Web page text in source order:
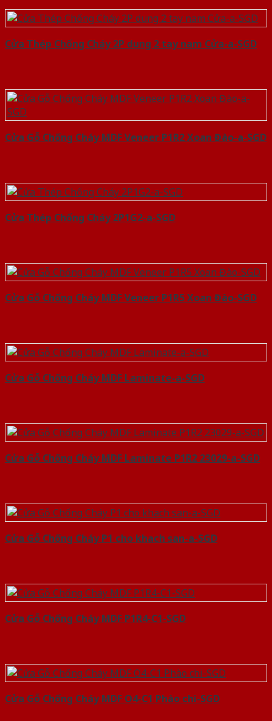
Cửa Thép Chống Cháy 2P dung 2 tay nam Cửa-a-SGD
Cửa Gỗ Chống Cháy MDF Veneer P1R2 Xoan Đào-a-SGD
Cửa Thép Chống Cháy 2P1G2-a-SGD
Cửa Gỗ Chống Cháy MDF Veneer P1R5 Xoan Đào-SGD
Cửa Gỗ Chống Cháy MDF Laminate-a-SGD
Cửa Gỗ Chống Cháy MDF Laminate P1R2 23029-a-SGD
Cửa Gỗ Chống Cháy P1 cho khach san-a-SGD
Cửa Gỗ Chống Cháy MDF P1R4-C1-SGD
Cửa Gỗ Chống Cháy MDF O4-C1 Phào chi-SGD